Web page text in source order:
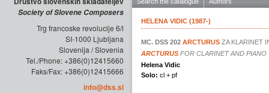
Society of Slovene Composers
Trg francoske revolucije 6/l
SI-1000 Ljubljana
Slovenija / Slovenia
Tel./Phone: +386(0)12415660
Faks/Fax: +386(0)12415666
info@dss.si